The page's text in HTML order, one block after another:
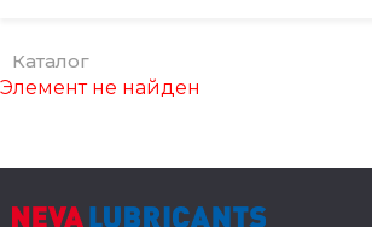
Каталог
Элемент не найден